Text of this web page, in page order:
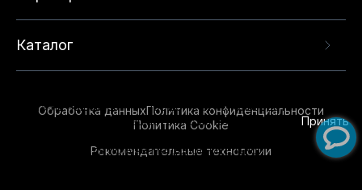
Каталог
Обработка данныхПолитика конфиденциальности
Политика Cookie
Рекомендательные технологии
опыта на нашем сайте. Продолжая использовать
данный сайт, вы соглашаетесь с использованием
технологий. Для получения дополнительной
Принять